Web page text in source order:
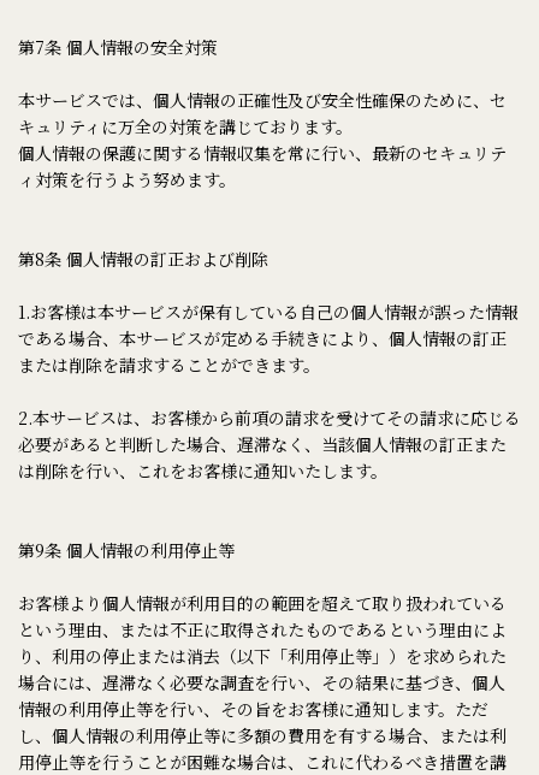
第7条 個人情報の安全対策
本サービスでは、個人情報の正確性及び安全性確保のために、セ
キュリティに万全の対策を講じております。
個人情報の保護に関する情報収集を常に行い、最新のセキュリテ
ィ対策を行うよう努めます。
第8条 個人情報の訂正および削除
1.お客様は本サービスが保有している自己の個人情報が誤った情報
である場合、本サービスが定める手続きにより、個人情報の訂正
または削除を請求することができます。
2.本サービスは、お客様から前項の請求を受けてその請求に応じる
必要があると判断した場合、遅滞なく、当該個人情報の訂正また
は削除を行い、これをお客様に通知いたします。
第9条 個人情報の利用停止等
お客様より個人情報が利用目的の範囲を超えて取り扱われている
という理由、または不正に取得されたものであるという理由によ
り、利用の停止または消去（以下「利用停止等」）を求められた
場合には、遅滞なく必要な調査を行い、その結果に基づき、個人
情報の利用停止等を行い、その旨をお客様に通知します。ただ
し、個人情報の利用停止等に多額の費用を有する場合、または利
用停止等を行うことが困難な場合は、これに代わるべき措置を講